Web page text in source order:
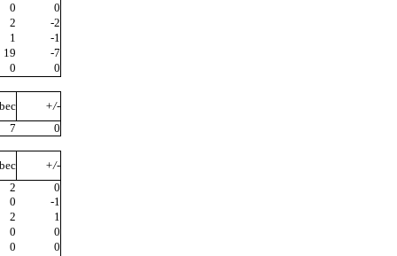
0
0
2
-2
1
-1
19
-7
0
0
+/-
7
0
+/-
2
0
0
-1
2
1
0
0
0
0